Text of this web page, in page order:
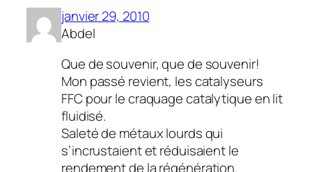
janvier 29, 2010
Abdel
Que de souvenir, que de souvenir!
Mon passé revient, les catalyseurs
FFC pour le craquage catalytique en lit
fluidisé.
Saleté de métaux lourds qui
s’incrustaient et réduisaient le
rendement de la régénération.